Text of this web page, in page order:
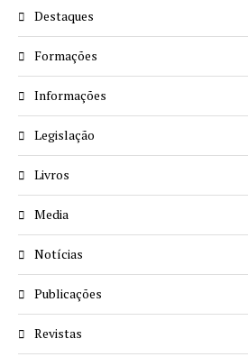
Destaques
Formações
Informações
Legislação
Livros
Media
Notícias
Publicações
Revistas